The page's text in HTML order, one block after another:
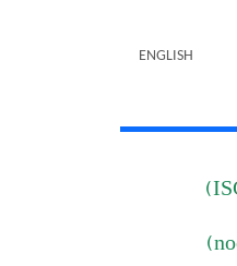
ENGLISH